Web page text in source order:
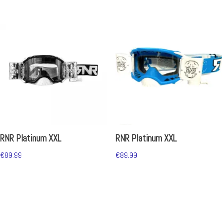
RNR Platinum XXL
€89.99
RNR Platinum XXL
€89.99